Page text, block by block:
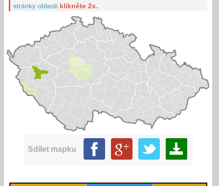
stránky oblasti klikněte 2x.
Sdílet mapku